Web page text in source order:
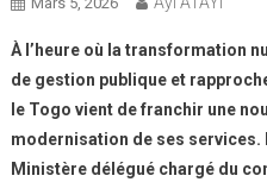
À l’heure où la transformation
de gestion publique et
le Togo vient de franchir une
modernisation de ses services.
Ministère délégué chargé du